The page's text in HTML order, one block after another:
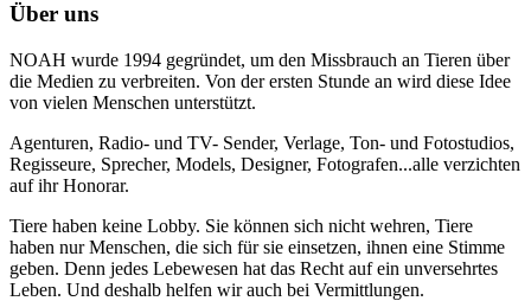
Über uns
NOAH wurde 1994 gegründet, um den Missbrauch an Tieren über
die Medien zu verbreiten. Von der ersten Stunde an wird diese Idee
von vielen Menschen unterstützt.
Agenturen, Radio- und TV- Sender, Verlage, Ton- und Fotostudios,
Regisseure, Sprecher, Models, Designer, Fotografen...alle verzichten
auf ihr Honorar.
Tiere haben keine Lobby. Sie können sich nicht wehren, Tiere
haben nur Menschen, die sich für sie einsetzen, ihnen eine Stimme
geben. Denn jedes Lebewesen hat das Recht auf ein unversehrtes
Leben. Und deshalb helfen wir auch bei Vermittlungen.